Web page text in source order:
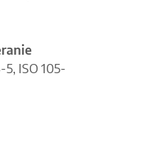
5, ISO 105-